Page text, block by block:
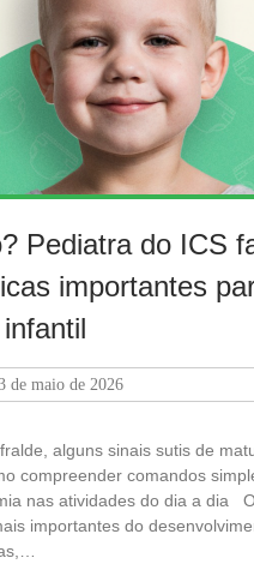
Pediatra do ICS
importantes
de maio de 2026
alguns sinais sutis de
compreender comandos
nas atividades do dia a dia
importantes do